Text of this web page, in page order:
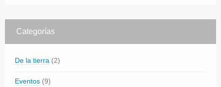
Categorías
De la tierra (2)
Eventos (9)